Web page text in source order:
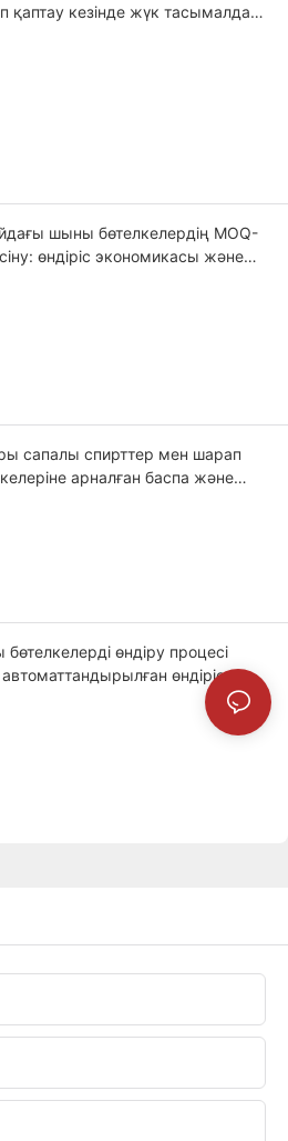
қаптау кезінде жүк тасымалдау
шыны бөтелкелердің MOQ-
өндіріс экономикасы және
сапалы спирттер мен шарап
арналған баспа және
өндіру процесі
өндіріс